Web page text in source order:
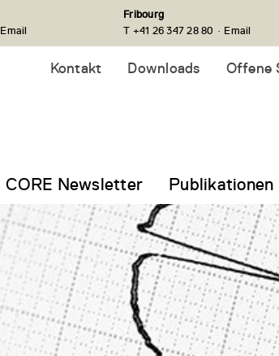
Email
Fribourg
T +41 26 347 28 80 · Email
Kontakt Downloads Offene
CORE Newsletter Publikationen